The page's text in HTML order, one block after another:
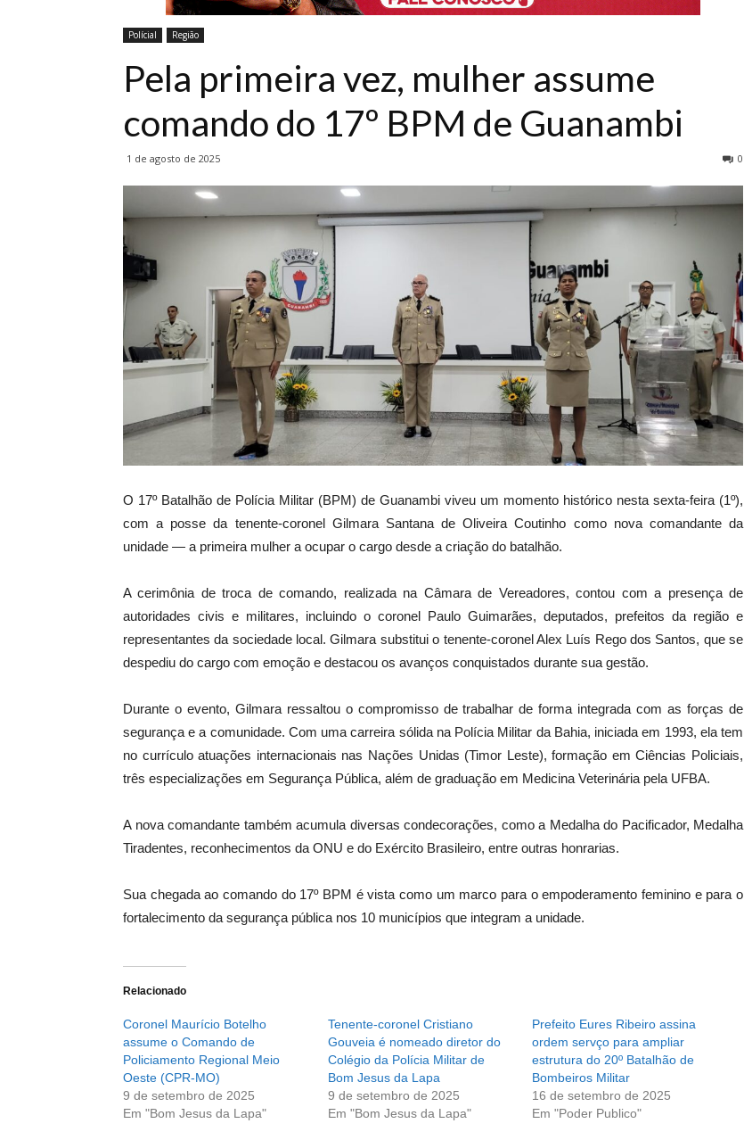
Polícial Região
Pela primeira vez, mulher assume
comando do 17º BPM de Guanambi
1 de agosto de 2025 0
O 17º Batalhão de Polícia Militar (BPM) de Guanambi viveu um momento histórico nesta sexta-feira (1º),
com a posse da tenente-coronel Gilmara Santana de Oliveira Coutinho como nova comandante da
unidade — a primeira mulher a ocupar o cargo desde a criação do batalhão.
A cerimônia de troca de comando, realizada na Câmara de Vereadores, contou com a presença de
autoridades civis e militares, incluindo o coronel Paulo Guimarães, deputados, prefeitos da região e
representantes da sociedade local. Gilmara substitui o tenente-coronel Alex Luís Rego dos Santos, que se
despediu do cargo com emoção e destacou os avanços conquistados durante sua gestão.
Durante o evento, Gilmara ressaltou o compromisso de trabalhar de forma integrada com as forças de
segurança e a comunidade. Com uma carreira sólida na Polícia Militar da Bahia, iniciada em 1993, ela tem
no currículo atuações internacionais nas Nações Unidas (Timor Leste), formação em Ciências Policiais,
três especializações em Segurança Pública, além de graduação em Medicina Veterinária pela UFBA.
A nova comandante também acumula diversas condecorações, como a Medalha do Pacificador, Medalha
Tiradentes, reconhecimentos da ONU e do Exército Brasileiro, entre outras honrarias.
Sua chegada ao comando do 17º BPM é vista como um marco para o empoderamento feminino e para o
fortalecimento da segurança pública nos 10 municípios que integram a unidade.
Relacionado
Coronel Maurício Botelho
assume o Comando de
Policiamento Regional Meio
Oeste (CPR-MO)
9 de setembro de 2025
Em "Bom Jesus da Lapa"
Tenente-coronel Cristiano
Gouveia é nomeado diretor do
Colégio da Polícia Militar de
Bom Jesus da Lapa
9 de setembro de 2025
Em "Bom Jesus da Lapa"
Prefeito Eures Ribeiro assina
ordem servço para ampliar
estrutura do 20º Batalhão de
Bombeiros Militar
16 de setembro de 2025
Em "Poder Publico"